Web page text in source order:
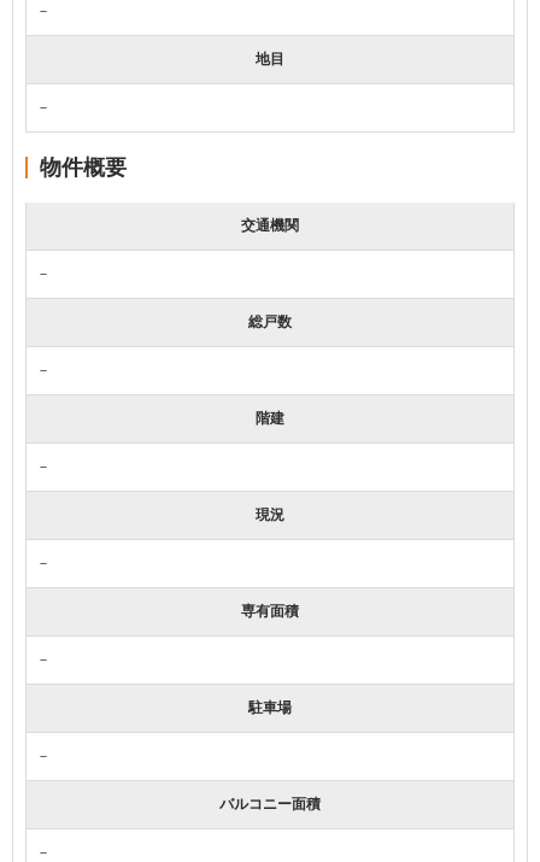
－
地目
－
物件概要
交通機関
－
総戸数
－
階建
－
現況
－
専有面積
－
駐車場
－
バルコニー面積
－